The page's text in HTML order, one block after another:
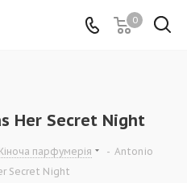
0
Her Secret Night
парфумерія - Antonio
Secret Night